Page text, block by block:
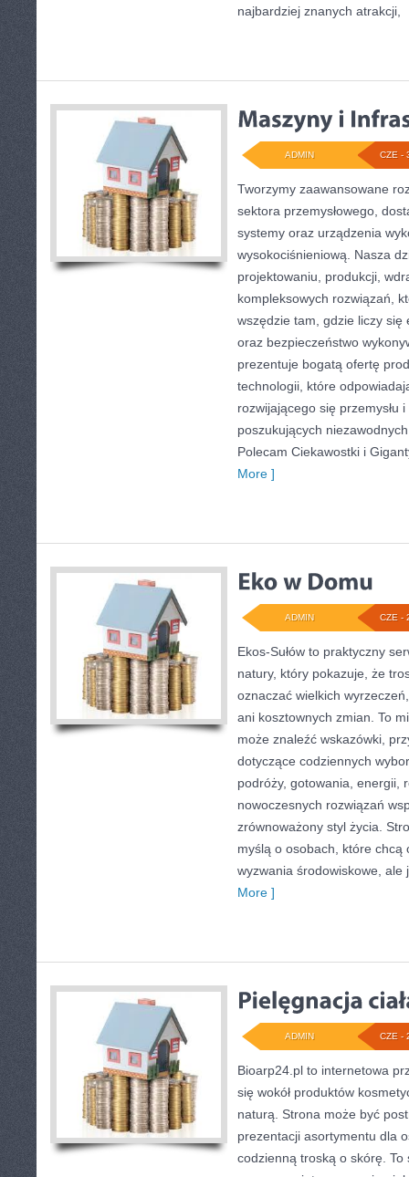
najbardziej znanych atrakcji,
CZE -
ADMIN
Tworzymy zaawansowane
sektora przemysłowego,
systemy oraz urządzenia
wysokociśnieniową. Nasza
projektowaniu, produkcji,
kompleksowych rozwiązań,
wszędzie tam, gdzie liczy się
oraz bezpieczeństwo
prezentuje bogatą ofertę
technologii, które
rozwijającego się przemysłu
poszukujących
Polecam Ciekawostki i
More ]
CZE -
ADMIN
Ekos-Sułów to praktyczny
natury, który pokazuje, że
oznaczać wielkich
ani kosztownych zmian. To
może znaleźć wskazówki,
dotyczące codziennych
podróży, gotowania, energii,
nowoczesnych rozwiązań
zrównoważony styl życia.
myślą o osobach, które chcą
wyzwania środowiskowe, ale
More ]
CZE -
ADMIN
Bioarp24.pl to internetowa
się wokół produktów
naturą. Strona może być
prezentacji asortymentu dla
codzienną troską o skórę.